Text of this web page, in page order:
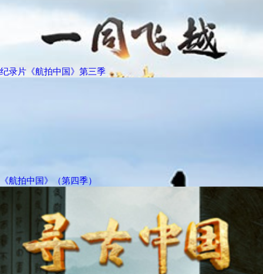
纪录片《航拍中国》第三季
《航拍中国》（第四季）